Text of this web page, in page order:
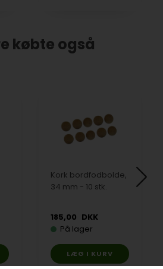
købte også
Kork bordfodbolde,
34 mm - 10 stk.
185,00 DKK
På lager